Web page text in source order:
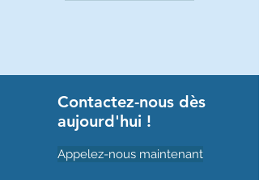
Contactez-nous dès
aujourd'hui !
Appelez-nous maintenant